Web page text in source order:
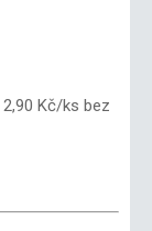
2,90 Kč/ks bez